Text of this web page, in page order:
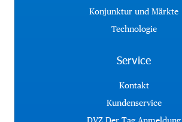
Konjunktur und Märkte
Technologie
Service
Kontakt
Kundenservice